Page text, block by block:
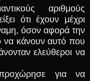
αριθμούς
ότι έχουν μέχρι
όσον αφορά την
κάνουν αυτό που
ελεύθεροι να
για να